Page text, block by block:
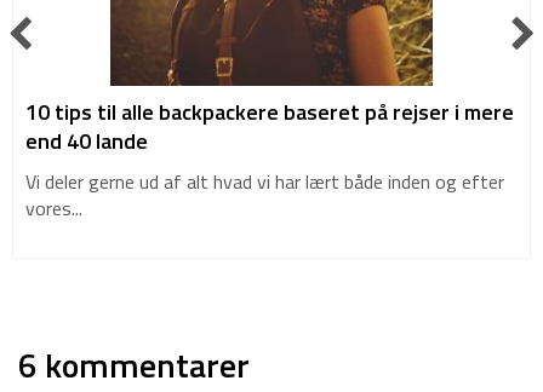
10 tips til alle backpackere baseret på rejser i mere
end 40 lande
Vi deler gerne ud af alt hvad vi har lært både inden og efter
vores...
6 kommentarer